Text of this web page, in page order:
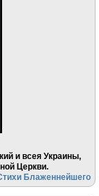
и всея Украины,
Церкви.
Блаженнейшего